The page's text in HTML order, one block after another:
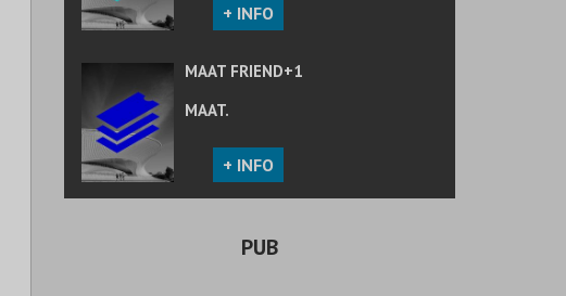
+ INFO
MAAT FRIEND+1
MAAT.
+ INFO
PUB